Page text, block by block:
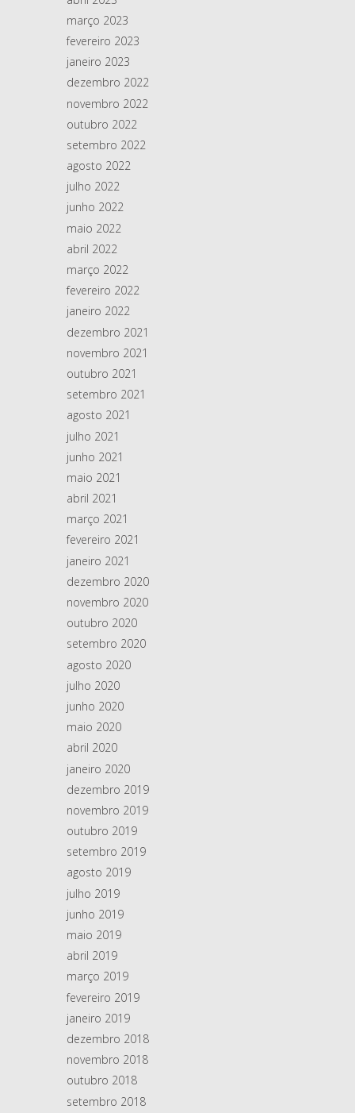
março 2023
fevereiro 2023
janeiro 2023
dezembro 2022
novembro 2022
outubro 2022
setembro 2022
agosto 2022
julho 2022
junho 2022
maio 2022
abril 2022
março 2022
fevereiro 2022
janeiro 2022
dezembro 2021
novembro 2021
outubro 2021
setembro 2021
agosto 2021
julho 2021
junho 2021
maio 2021
abril 2021
março 2021
fevereiro 2021
janeiro 2021
dezembro 2020
novembro 2020
outubro 2020
setembro 2020
agosto 2020
julho 2020
junho 2020
maio 2020
abril 2020
janeiro 2020
dezembro 2019
novembro 2019
outubro 2019
setembro 2019
agosto 2019
julho 2019
junho 2019
maio 2019
abril 2019
março 2019
fevereiro 2019
janeiro 2019
dezembro 2018
novembro 2018
outubro 2018
setembro 2018